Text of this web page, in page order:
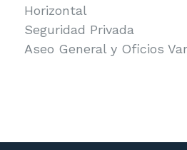
Horizontal
Seguridad Privada
Aseo General y Oficios